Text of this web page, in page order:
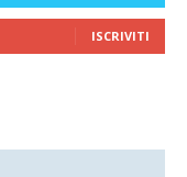
ISCRIVITI